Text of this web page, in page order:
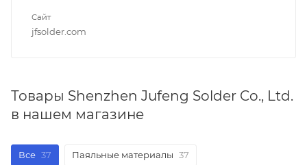
Сайт
jfsolder.com
Товары Shenzhen Jufeng Solder Co., Ltd.
в нашем магазине
Все 37 Паяльные материалы 37